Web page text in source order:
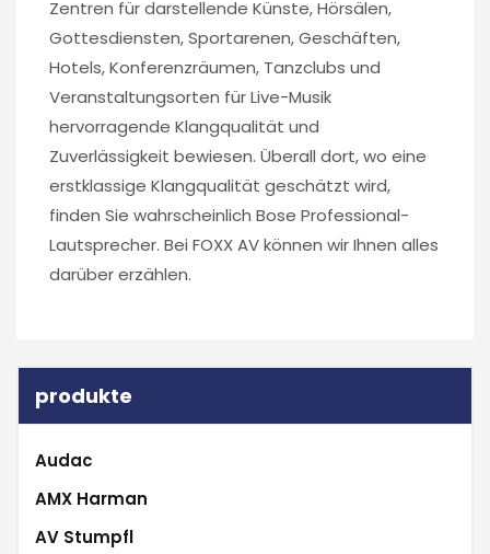
Zentren für darstellende Künste, Hörsälen,
Gottesdiensten, Sportarenen, Geschäften,
Hotels, Konferenzräumen, Tanzclubs und
Veranstaltungsorten für Live-Musik
hervorragende Klangqualität und
Zuverlässigkeit bewiesen. Überall dort, wo eine
erstklassige Klangqualität geschätzt wird,
finden Sie wahrscheinlich Bose Professional-
Lautsprecher. Bei FOXX AV können wir Ihnen alles
darüber erzählen.
produkte
Audac
AMX Harman
AV Stumpfl